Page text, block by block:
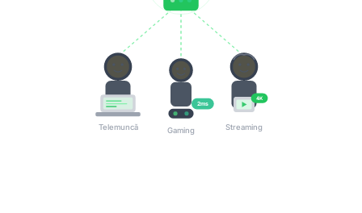
Telemuncă
2ms
Gaming
4K
Streaming